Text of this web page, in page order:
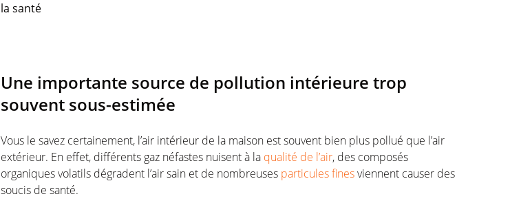
la santé
Une importante source de pollution intérieure trop
souvent sous-estimée
Vous le savez certainement, l’air intérieur de la maison est souvent bien plus pollué que l’air
extérieur. En effet, différents gaz néfastes nuisent à la qualité de l’air, des composés
organiques volatils dégradent l’air sain et de nombreuses particules finesviennent causer des
soucis de santé.